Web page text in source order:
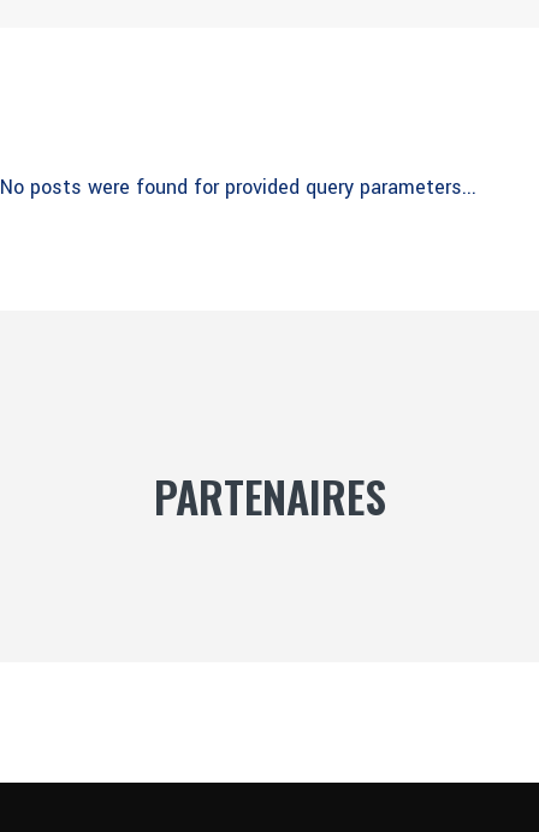
No posts were found for provided query parameters...
PARTENAIRES